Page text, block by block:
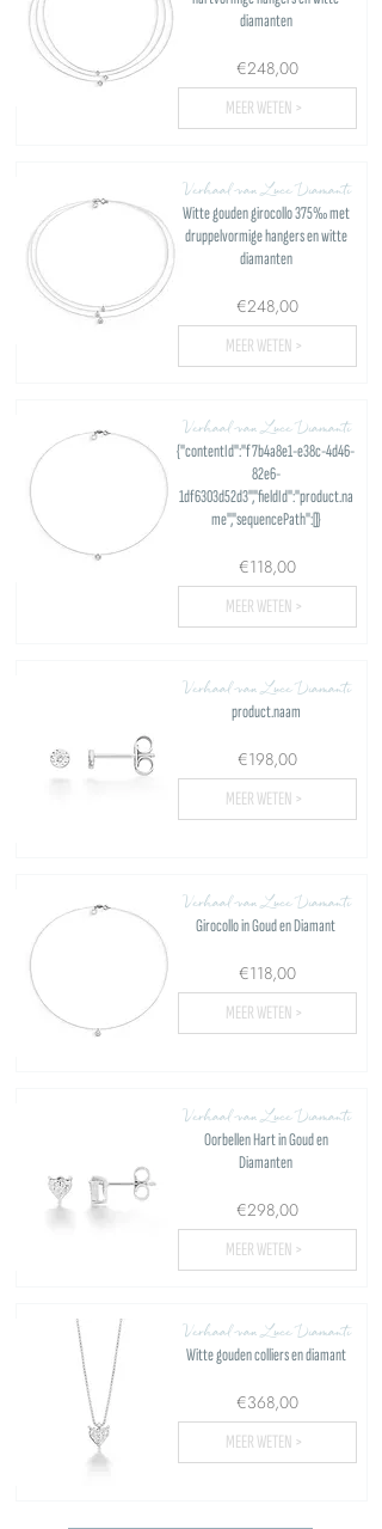
diamanten
€248,00
MEER WETEN >
Verhaal van Luce Diamanti
Witte gouden girocollo 375‰ met
druppelvormige hangers en witte
diamanten
€248,00
MEER WETEN >
Verhaal van Luce Diamanti
{"contentId":"f7b4a8e1-e38c-4d46-
82e6-
1df6303d52d3","fieldId":"product.na
me","sequencePath":[]}
€118,00
MEER WETEN >
Verhaal van Luce Diamanti
product.naam
€198,00
MEER WETEN >
Verhaal van Luce Diamanti
Girocollo in Goud en Diamant
€118,00
MEER WETEN >
Verhaal van Luce Diamanti
Oorbellen Hart in Goud en
Diamanten
€298,00
MEER WETEN >
Verhaal van Luce Diamanti
Witte gouden colliers en diamant
€368,00
MEER WETEN >